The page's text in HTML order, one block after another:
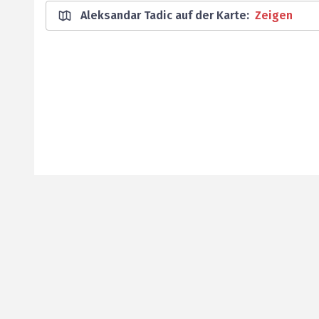
Aleksandar Tadic auf der Karte: Zeigen